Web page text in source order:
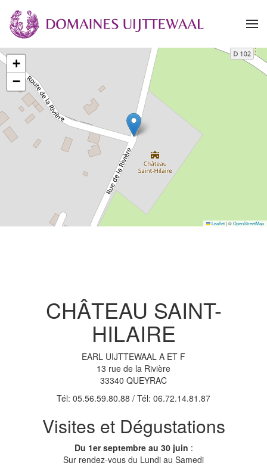
Accéder au contenu principal
+
−
Leaflet|©OpenStreetMap
CHÂTEAU SAINT-
HILAIRE
EARL UIJTTEWAAL A ET F
13 rue de la Rivière
33340 QUEYRAC
Tél: 05.56.59.80.88 / Tél: 06.72.14.81.87
Visites et Dégustations
Du 1er septembre au 30 juin :
Sur rendez-vous du Lundi au Samedi